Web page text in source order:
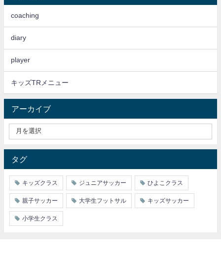
coaching
diary
player
キッズTRメニュー
アーカイブ
タグ
キッズクラス ジュニアサッカー ひよこクラス
親子サッカー 大学生フットサル キッズサッカー
小学生クラス